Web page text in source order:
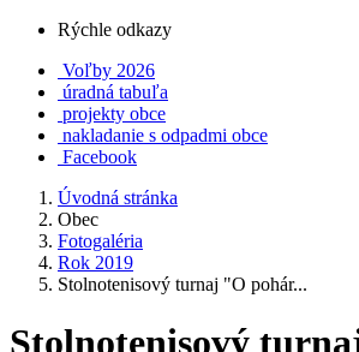
Rýchle odkazy
Voľby 2026
úradná tabuľa
projekty obce
nakladanie s odpadmi obce
Facebook
Úvodná stránka
Obec
Fotogaléria
Rok 2019
Stolnotenisový turnaj "O pohár...
Stolnotenisový